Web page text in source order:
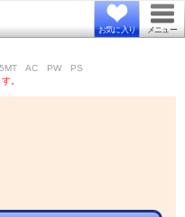
お気に入り メニュー
5MT AC PW PS
。